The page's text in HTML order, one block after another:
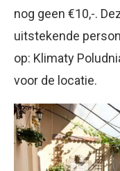
nog geen €10,-.
uitstekende
op: Klimaty
voor de locatie.